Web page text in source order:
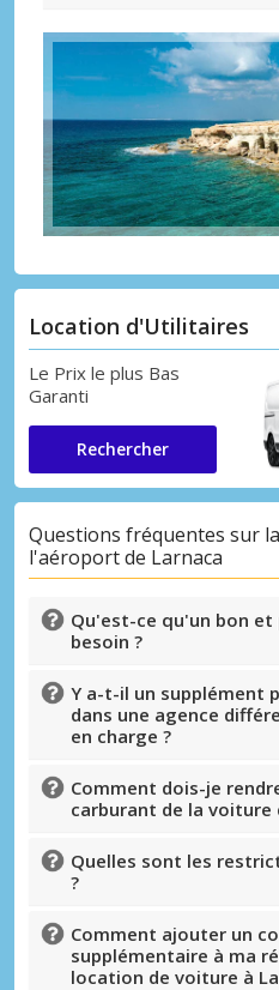
Location d'Utilitaires
Le Prix le plus Bas
Garanti
Rechercher
Questions fréquentes sur
l'aéroport de Larnaca
Qu'est-ce qu'un bon
besoin ?
Y a-t-il un supplément
dans une agence
en charge ?
Comment dois-je
carburant de la voiture
Quelles sont les
?
Comment ajouter un
supplémentaire à ma
location de voiture à